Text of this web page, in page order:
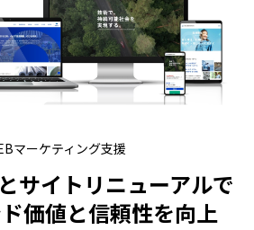
マーケティング支援
サイトリニューアルで
価値と信頼性を向上